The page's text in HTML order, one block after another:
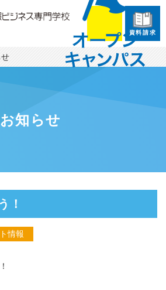
資料請求
知らせ
！
情報